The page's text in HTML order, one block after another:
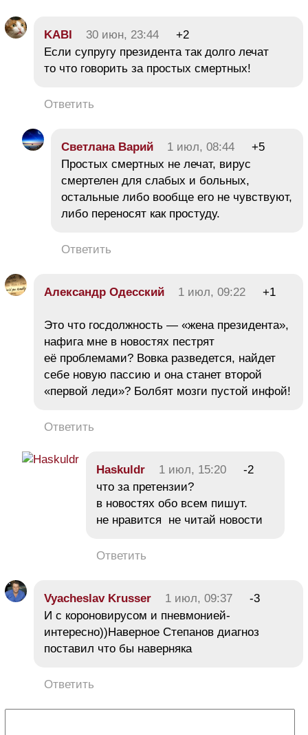
KABI 30 июн, 23:44
+2
Если супругу президента так долго лечат
то что говорить за простых смертных!
Ответить
Светлана Варий 1 июл, 08:44
+5
Простых смертных не лечат, вирус
смертелен для слабых и больных,
остальные либо вообще его не чувствуют,
либо переносят как простуду.
Ответить
Александр Одесский 1 июл, 09:22 +1
Это что госдолжность — «жена президента»,
нафига мне в новостях пестрят
её проблемами? Вовка разведется, найдет
себе новую пассию и она станет второй
«первой леди»? Болбят мозги пустой инфой!
Ответить
Haskuldr 1 июл, 15:20
-2
что за претензии?
в новостях обо всем пишут.
не нравится не читай новости
Ответить
Vyacheslav Krusser 1 июл, 09:37
-3
И с короновирусом и пневмонией-
интересно))Наверное Степанов диагноз
поставил что бы наверняка
Ответить